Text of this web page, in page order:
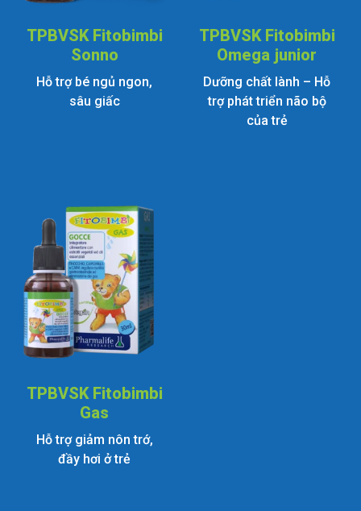
TPBVSK Fitobimbi
Sonno
Hỗ trợ bé ngủ ngon,
sâu giấc
TPBVSK Fitobimbi
Omega junior
Dưỡng chất lành – Hỗ
trợ phát triển não bộ
của trẻ
TPBVSK Fitobimbi
Gas
Hỗ trợ giảm nôn trớ,
đầy hơi ở trẻ